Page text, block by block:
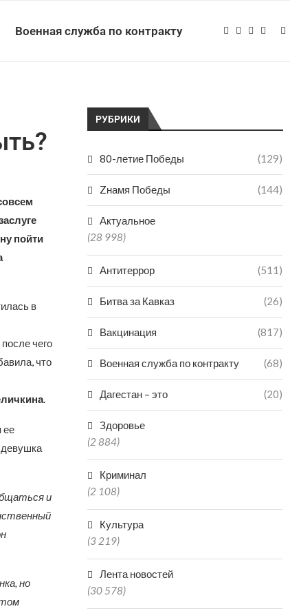
Военная служба по контракту
пойти
в
чего
что
.
ее
девушка
и
но
РУБРИКИ
80-летие Победы (129)
Zнамя Победы (144)
Актуальное
(28 998)
Антитеррор (511)
Битва за Кавказ (26)
Вакцинация (817)
Военная служба по контракту (68)
Дагестан – это (20)
Здоровье
(2 884)
Криминал
(2 108)
Культура
(3 219)
Лента новостей
(30 578)